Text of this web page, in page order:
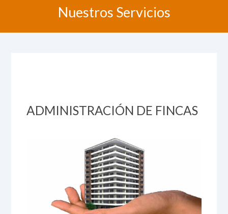
Nuestros Servicios
ADMINISTRACIÓN DE FINCAS